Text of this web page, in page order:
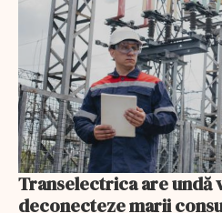
Transelectrica are undă
deconecteze marii